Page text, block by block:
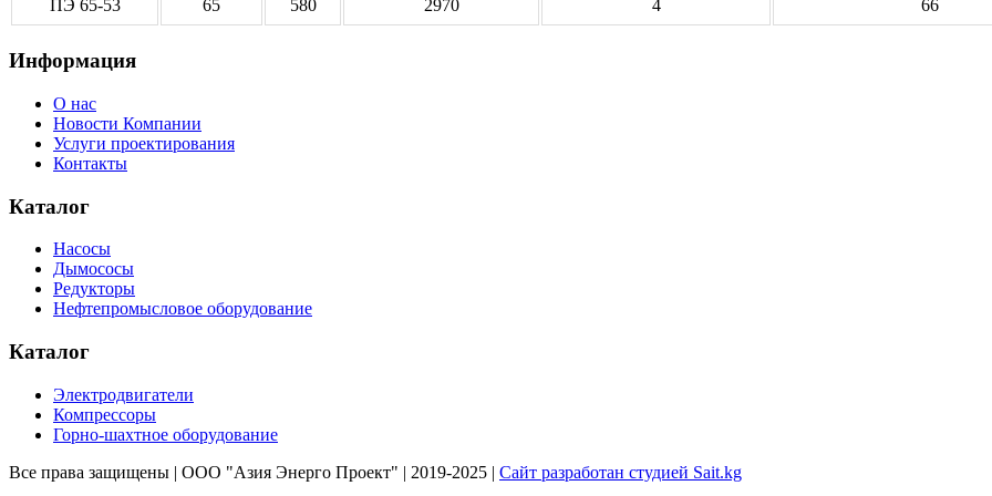
ПЭ 65-53 65 580 2970 4 66
Информация
О нас
Новости Компании
Услуги проектирования
Контакты
Каталог
Насосы
Дымососы
Редукторы
Нефтепромысловое оборудование
Каталог
Электродвигатели
Компрессоры
Горно-шахтное оборудование
Все права защищены | ООО "Азия Энерго Проект" | 2019-2025 | Сайт разработан студией Sait.kg